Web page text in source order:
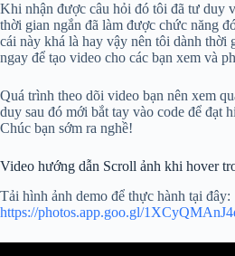
Khi nhận được câu hỏi đó tôi đã tư duy
thời gian ngắn đã làm được chức năng
cái này khá là hay vậy nên tôi dành thời
ngay để tạo video cho các bạn xem và
Quá trình theo dõi video bạn nên xem
duy sau đó mới bắt tay vào code để đạt
Chúc bạn sớm ra nghề!
Video hướng dẫn Scroll ảnh khi hover
Tải hình ảnh demo để thực hành tại đây:
https://photos.app.goo.gl/